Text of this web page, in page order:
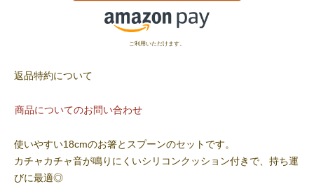
ご利用いただけます。
返品特約について
商品についてのお問い合わせ
使いやすい18cmのお箸とスプーンのセットです。
カチャカチャ音が鳴りにくいシリコンクッション付きで、持ち運
びに最適◎